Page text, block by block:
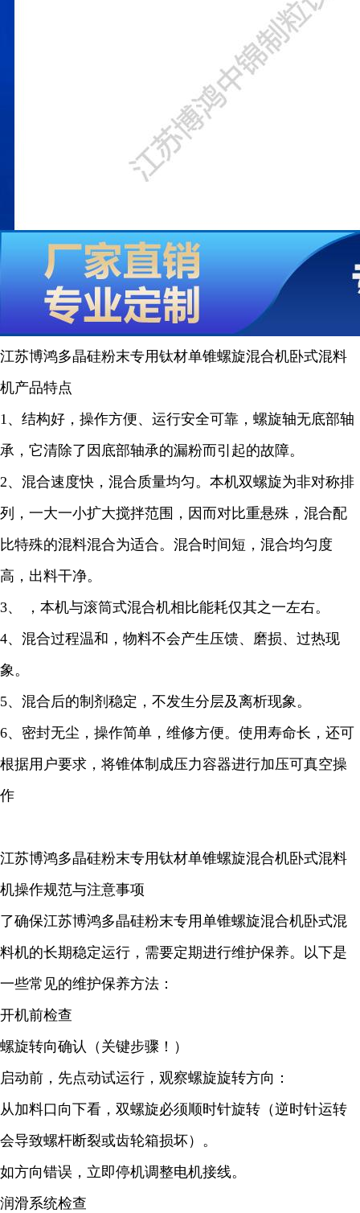
江苏博鸿多晶硅粉末专用钛材单锥螺旋混合机卧式混料
机产品特点
1、结构好，操作方便、运行安全可靠，螺旋轴无底部轴
承，它清除了因底部轴承的漏粉而引起的故障。
2、混合速度快，混合质量均匀。本机双螺旋为非对称排
列，一大一小扩大搅拌范围，因而对比重悬殊，混合配
比特殊的混料混合为适合。混合时间短，混合均匀度
高，出料干净。
3、 ，本机与滚筒式混合机相比能耗仅其之一左右。
4、混合过程温和，物料不会产生压馈、磨损、过热现
象。
5、混合后的制剂稳定，不发生分层及离析现象。
6、密封无尘，操作简单，维修方便。使用寿命长，还可
根据用户要求，将锥体制成压力容器进行加压可真空操
作
江苏博鸿多晶硅粉末专用钛材单锥螺旋混合机卧式混料
机操作规范与注意事项
了确保江苏博鸿多晶硅粉末专用单锥螺旋混合机卧式混
料机的长期稳定运行，需要定期进行维护保养。以下是
一些常见的维护保养方法：
开机前检查
螺旋转向确认（关键步骤！）
启动前，先点动试运行，观察螺旋旋转方向：
从加料口向下看，双螺旋必须顺时针旋转（逆时针运转
会导致螺杆断裂或齿轮箱损坏）。
如方向错误，立即停机调整电机接线。
润滑系统检查